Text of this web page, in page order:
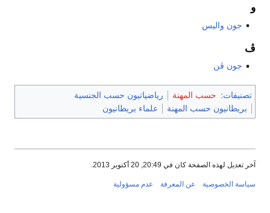
و
جون واليس
ڤ
جون ڤن
تصنيفات: حسب المهنة
رياضياتيون حسب الجنسية
بريطانيون حسب المهنة
علماء بريطانيون
آخر تعديل لهذه الصفحة كان في 20:49, 20 أكتوبر 2013.
سياسة الخصوصية عن المعرفة عدم مسؤولية